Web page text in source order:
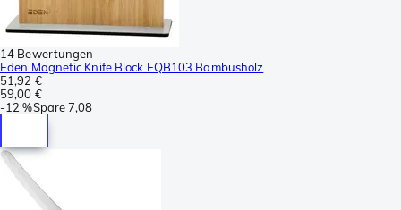
14 Bewertungen
Eden Magnetic Knife Block EQB103 Bambusholz
51,92 €
59,00 €
-12 %Spare7,08